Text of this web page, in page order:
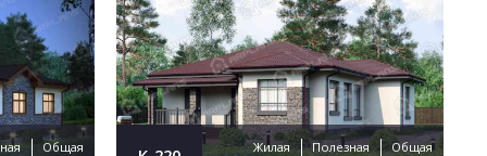
Общая
Жилая
Полезная
Общая